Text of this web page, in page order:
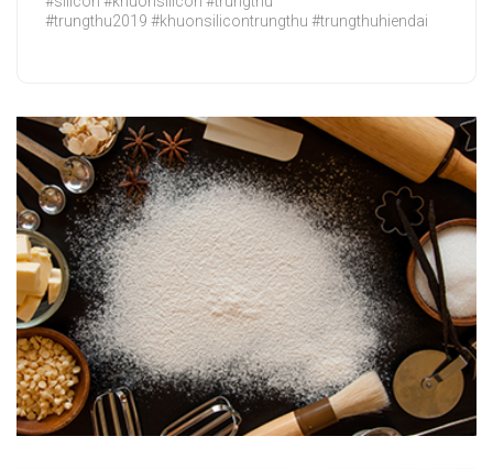
#trungthu2019 #khuonsilicontrungthu #trungthuhiendai